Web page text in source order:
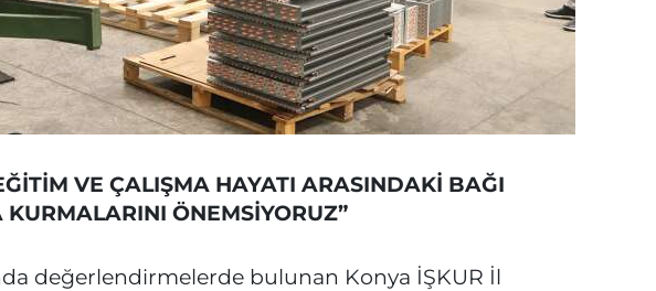
VE ÇALIŞMA HAYATI ARASINDAKİ BAĞI
KURMALARINI ÖNEMSİYORUZ”
değerlendirmelerde bulunan Konya İŞKUR İl